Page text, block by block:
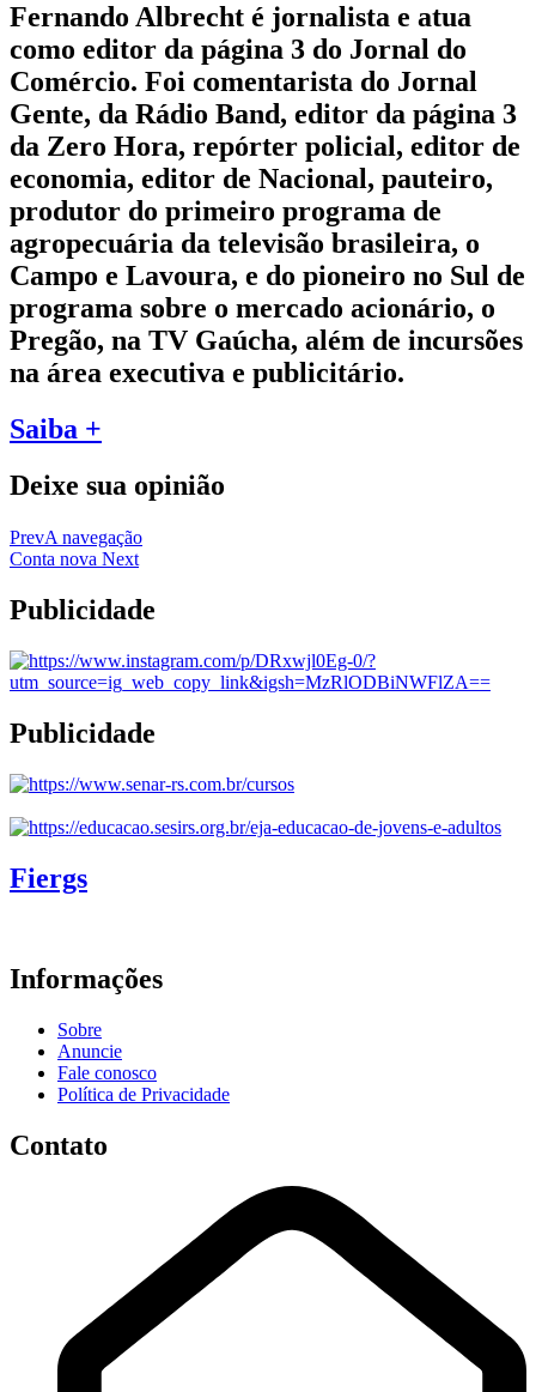
Fernando Albrecht é jornalista e atua
como editor da página 3 do Jornal do
Comércio. Foi comentarista do Jornal
Gente, da Rádio Band, editor da página 3
da Zero Hora, repórter policial, editor de
economia, editor de Nacional, pauteiro,
produtor do primeiro programa de
agropecuária da televisão brasileira, o
Campo e Lavoura, e do pioneiro no Sul de
programa sobre o mercado acionário, o
Pregão, na TV Gaúcha, além de incursões
na área executiva e publicitário.
Saiba +
Deixe sua opinião
PrevA navegação
Conta nova Next
Publicidade
Publicidade
Fiergs
Informações
Sobre
Anuncie
Fale conosco
Política de Privacidade
Contato